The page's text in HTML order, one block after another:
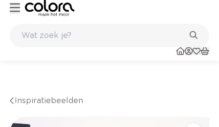
Inspiratiebeelden